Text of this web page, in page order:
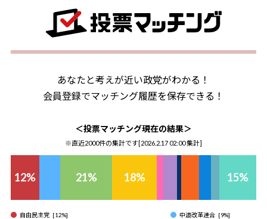
あなたと考えが近い政党がわかる！
会員登録でマッチング履歴を保存できる！
＜投票マッチング現在の結果＞
※直近2000件の集計です[2026.2.17 02:00集計]
12% 21% 18% 15%
自由民主党 [12%] 中道改革連合 [9%]